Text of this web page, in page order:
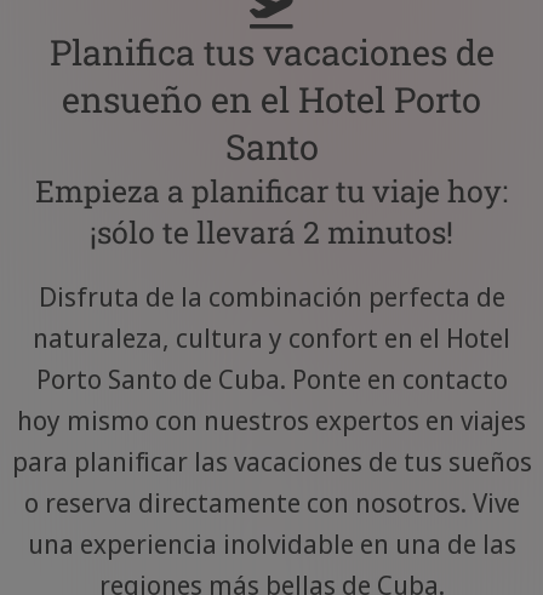
Planifica tus vacaciones de
ensueño en el Hotel Porto
Santo
Empieza a planificar tu viaje hoy:
¡sólo te llevará 2 minutos!
Disfruta de la combinación perfecta de
naturaleza, cultura y confort en el Hotel
Porto Santo de Cuba. Ponte en contacto
hoy mismo con nuestros expertos en viajes
para planificar las vacaciones de tus sueños
o reserva directamente con nosotros. Vive
una experiencia inolvidable en una de las
regiones más bellas de Cuba.